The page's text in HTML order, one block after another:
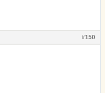
#150